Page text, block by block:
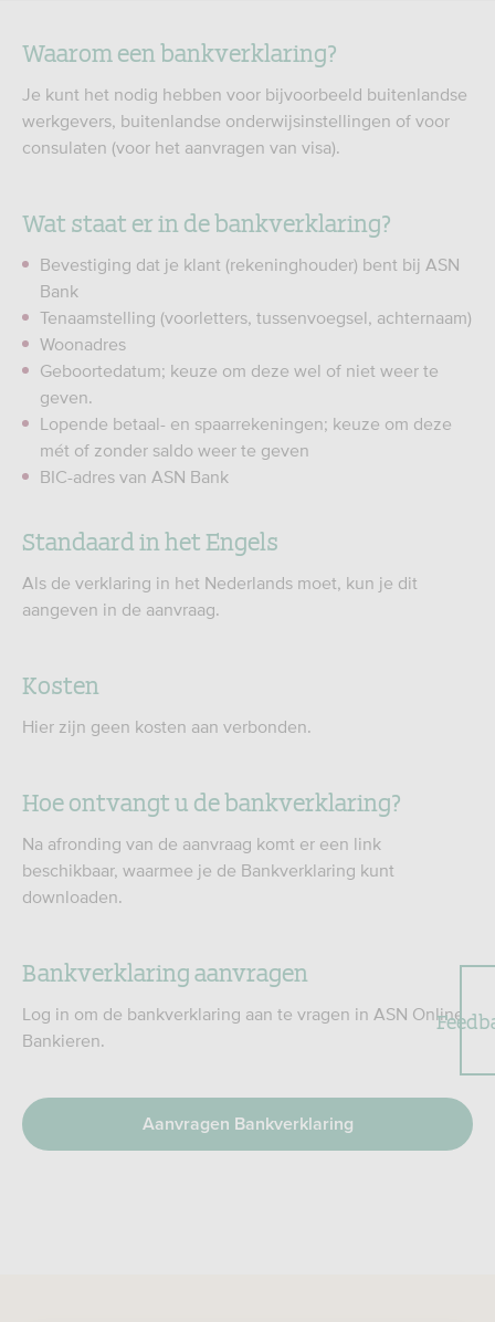
Waarom een bankverklaring?
Je kunt het nodig hebben voor bijvoorbeeld buitenlandse
werkgevers, buitenlandse onderwijsinstellingen of voor
consulaten (voor het aanvragen van visa).
Wat staat er in de bankverklaring?
Bevestiging dat je klant (rekeninghouder) bent bij ASN
Bank
Tenaamstelling (voorletters, tussenvoegsel, achternaam)
Woonadres
Geboortedatum; keuze om deze wel of niet weer te
geven.
Lopende betaal- en spaarrekeningen; keuze om deze
mét of zonder saldo weer te geven
BIC-adres van ASN Bank
Standaard in het Engels
Als de verklaring in het Nederlands moet, kun je dit
aangeven in de aanvraag.
Kosten​
Hier zijn geen kosten aan verbonden.
Hoe ontvangt u de bankverklaring?​
Na afronding van de aanvraag komt er een link
beschikbaar, waarmee je de Bankverklaring kunt
downloaden.
Bankverklaring aanvragen​
Log in om de bankverklaring aan te vragen in ASN Online
Bankieren.​
Aanvragen Bankverklaring